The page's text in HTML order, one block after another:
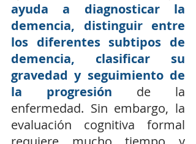
ayuda a diagnosticar la
demencia, distinguir entre
los diferentes subtipos de
demencia, clasificar su
gravedad y seguimiento de
la progresión de la
enfermedad. Sin embargo, la
evaluación cognitiva formal